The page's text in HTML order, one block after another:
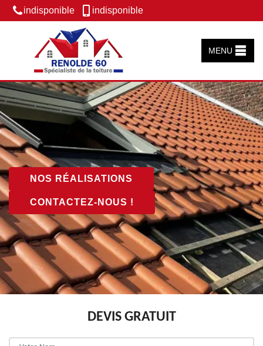
indisponible indisponible
MENU
NOS RÉALISATIONS
CONTACTEZ-NOUS !
DEVIS GRATUIT